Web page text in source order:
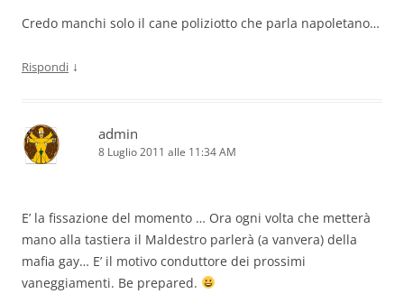
Credo manchi solo il cane poliziotto che parla napoletano…
Rispondi ↓
admin
8 Luglio 2011 alle 11:34 AM
E’ la fissazione del momento … Ora ogni volta che metterà
mano alla tastiera il Maldestro parlerà (a vanvera) della
mafia gay… E’ il motivo conduttore dei prossimi
vaneggiamenti. Be prepared.